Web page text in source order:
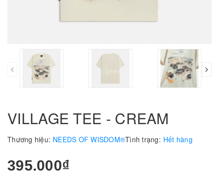
prev
VILLAGE TEE - CREAM
Thương hiệu: NEEDS OF WISDOM®Tình trạng: Hết hàng
395.000₫